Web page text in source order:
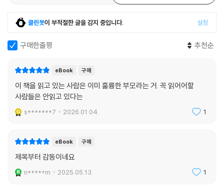
클린봇이 부적절한 글을 감지 중입니다. 설정
구매한줄평 추천순
eBook 구매
이 책을 읽고 있는 사람은 이미 훌륭한 부모라는 거. 꼭 읽어어할
사람들은 안읽고 있다는
s*******7 2026.01.04. 1
eBook 구매
제목부터 감동이네요
n*****m 2025.05.13. 1